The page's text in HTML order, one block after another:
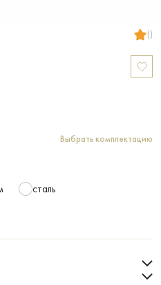
()
Выбрать комплектацию
сталь